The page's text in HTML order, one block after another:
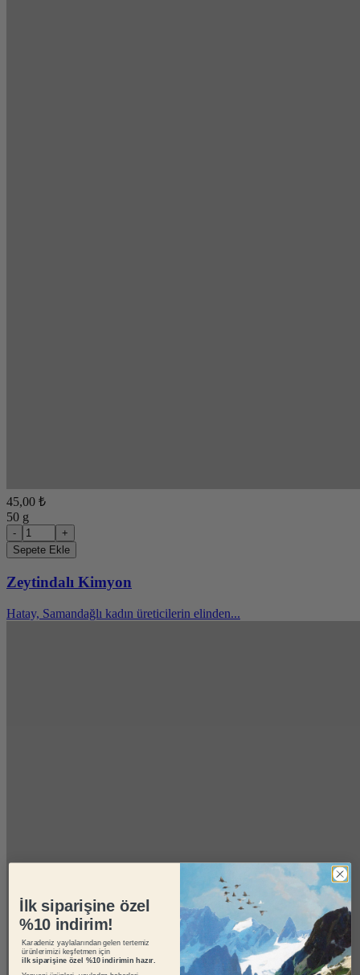
45,00 ₺
50 g
-
+
Sepete Ekle
Zeytindalı Kimyon
Hatay, Samandağlı kadın üreticilerin elinden...
İlk siparişine özel
%10 indirim!
Karadeniz yaylalarından gelen tertemiz
ürünlerimizi keşfetmen için
ilk siparişine özel %10 indirimin hazır.